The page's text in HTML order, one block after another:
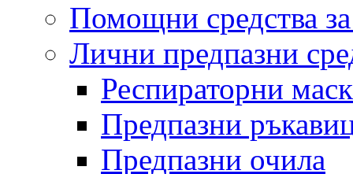
Помощни средства
Лични предпазни
Респираторни
Предпазни
Предпазни очила